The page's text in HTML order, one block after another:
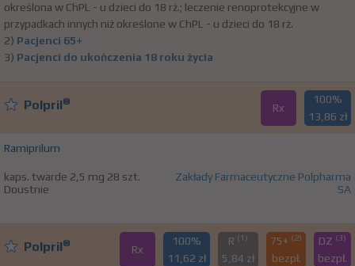
określona w ChPL - u dzieci do 18 rż.; leczenie renoprotekcyjne w
przypadkach innych niż określone w ChPL - u dzieci do 18 rż.
2) Pacjenci 65+
3) Pacjenci do ukończenia 18 roku życia
Polpril® Rx
100%
13,86 zł
Ramiprilum
kaps. twarde 2,5 mg 28 szt.
Doustnie
Zakłady Farmaceutyczne Polpharma
SA
Polpril® Rx
100%
11,62 zł
R (1)
5,84 zł
75+ (2)
bezpł.
DZ (3)
bezpł.